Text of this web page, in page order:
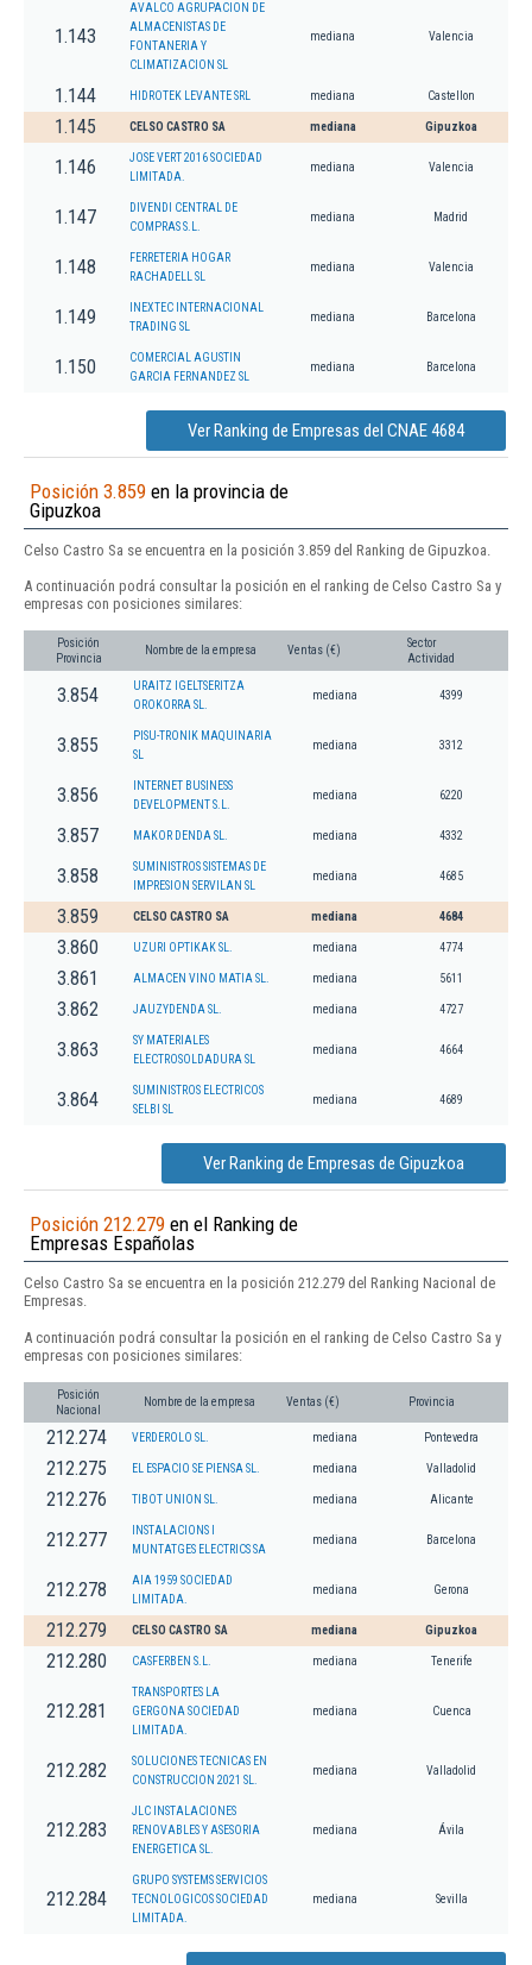
1.143
AVALCO AGRUPACION DE
ALMACENISTAS DE
FONTANERIA Y
CLIMATIZACION SL
mediana Valencia
1.144 HIDROTEK LEVANTE SRL mediana Castellon
1.145 CELSO CASTRO SA mediana Gipuzkoa
1.146
JOSE VERT 2016 SOCIEDAD
LIMITADA.
mediana Valencia
1.147
DIVENDI CENTRAL DE
COMPRAS S.L.
mediana Madrid
1.148
FERRETERIA HOGAR
RACHADELL SL
mediana Valencia
1.149
INEXTEC INTERNACIONAL
TRADING SL
mediana Barcelona
1.150
COMERCIAL AGUSTIN
GARCIA FERNANDEZ SL
mediana Barcelona
Ver Ranking de Empresas del CNAE 4684
Posición 3.859 en la provincia de
Gipuzkoa
Celso Castro Sa se encuentra en la posición 3.859 del Ranking de Gipuzkoa.
A continuación podrá consultar la posición en el ranking de Celso Castro Sa y
empresas con posiciones similares:
Posición
Provincia
Nombre de la empresa Ventas (€)
Sector
Actividad
3.854
URAITZ IGELTSERITZA
OROKORRA SL.
mediana 4399
3.855
PISU-TRONIK MAQUINARIA
SL
mediana 3312
3.856
INTERNET BUSINESS
DEVELOPMENT S.L.
mediana 6220
3.857 MAKOR DENDA SL. mediana 4332
3.858
SUMINISTROS SISTEMAS DE
IMPRESION SERVILAN SL
mediana 4685
3.859 CELSO CASTRO SA mediana 4684
3.860 UZURI OPTIKAK SL. mediana 4774
3.861 ALMACEN VINO MATIA SL. mediana 5611
3.862 JAUZYDENDA SL. mediana 4727
3.863
SY MATERIALES
ELECTROSOLDADURA SL
mediana 4664
3.864
SUMINISTROS ELECTRICOS
SELBI SL
mediana 4689
Ver Ranking de Empresas de Gipuzkoa
Posición 212.279 en el Ranking de
Empresas Españolas
Celso Castro Sa se encuentra en la posición 212.279 del Ranking Nacional de
Empresas.
A continuación podrá consultar la posición en el ranking de Celso Castro Sa y
empresas con posiciones similares:
Posición
Nacional
Nombre de la empresa Ventas (€) Provincia
212.274 VERDEROLO SL. mediana Pontevedra
212.275 EL ESPACIO SE PIENSA SL. mediana Valladolid
212.276 TIBOT UNION SL. mediana Alicante
212.277
INSTALACIONS I
MUNTATGES ELECTRICS SA
mediana Barcelona
212.278
AIA 1959 SOCIEDAD
LIMITADA.
mediana Gerona
212.279 CELSO CASTRO SA mediana Gipuzkoa
212.280 CASFERBEN S.L. mediana Tenerife
212.281
TRANSPORTES LA
GERGONA SOCIEDAD
LIMITADA.
mediana Cuenca
212.282
SOLUCIONES TECNICAS EN
CONSTRUCCION 2021 SL.
mediana Valladolid
212.283
JLC INSTALACIONES
RENOVABLES Y ASESORIA
ENERGETICA SL.
mediana Ávila
212.284
GRUPO SYSTEMS SERVICIOS
TECNOLOGICOS SOCIEDAD
LIMITADA.
mediana Sevilla